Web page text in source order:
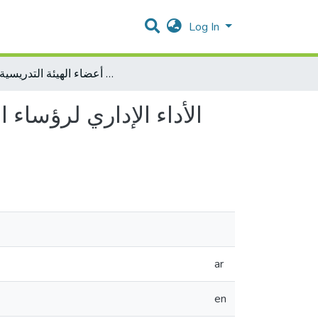
Log In
الأداء الإداري لرؤساء الدوائر الأكاديمية في جامعتي القدس وبيت لحم من وجهة نظر أعضاء الهيئة التدريسية فيهما
الأداء الإداري
ar
en